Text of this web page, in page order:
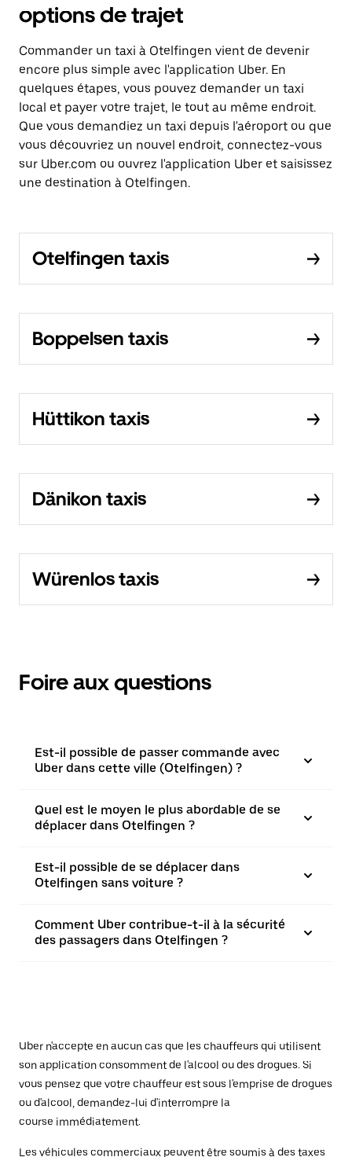
options de trajet
Commander un taxi à Otelfingen vient de devenir
encore plus simple avec l'application Uber. En
quelques étapes, vous pouvez demander un taxi
local et payer votre trajet, le tout au même endroit.
Que vous demandiez un taxi depuis l'aéroport ou que
vous découvriez un nouvel endroit, connectez-vous
sur Uber.com ou ouvrez l'application Uber et saisissez
une destination à Otelfingen.
Otelfingen taxis
Boppelsen taxis
Hüttikon taxis
Dänikon taxis
Würenlos taxis
Foire aux questions
Est-il possible de passer commande avec
Uber dans cette ville (Otelfingen) ?
Quel est le moyen le plus abordable de se
déplacer dans Otelfingen ?
Est-il possible de se déplacer dans
Otelfingen sans voiture ?
Comment Uber contribue-t-il à la sécurité
des passagers dans Otelfingen ?
Uber n'accepte en aucun cas que les chauffeurs qui utilisent
son application consomment de l'alcool ou des drogues. Si
vous pensez que votre chauffeur est sous l'emprise de drogues
ou d'alcool, demandez-lui d'interrompre la
course immédiatement.
Les véhicules commerciaux peuvent être soumis à des taxes